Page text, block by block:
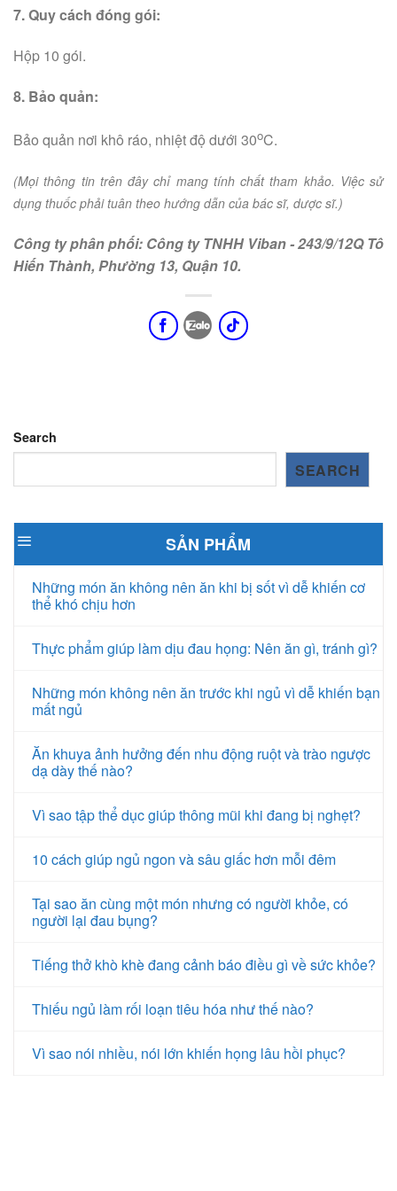
7. Quy cách đóng gói:
Hộp 10 gói.
8. Bảo quản:
Bảo quản nơi khô ráo, nhiệt độ dưới 30oC.
(Mọi thông tin trên đây chỉ mang tính chất tham khảo. Việc sử
dụng thuốc phải tuân theo hướng dẫn của bác sĩ, dược sĩ.)
Công ty phân phối: Công ty TNHH Viban - 243/9/12Q Tô
Hiến Thành, Phường 13, Quận 10.
Search
SEARCH
SẢN PHẨM
Những món ăn không nên ăn khi bị sốt vì dễ khiến cơ
thể khó chịu hơn
Thực phẩm giúp làm dịu đau họng: Nên ăn gì, tránh gì?
Những món không nên ăn trước khi ngủ vì dễ khiến bạn
mất ngủ
Ăn khuya ảnh hưởng đến nhu động ruột và trào ngược
dạ dày thế nào?
Vì sao tập thể dục giúp thông mũi khi đang bị nghẹt?
10 cách giúp ngủ ngon và sâu giấc hơn mỗi đêm
Tại sao ăn cùng một món nhưng có người khỏe, có
người lại đau bụng?
Tiếng thở khò khè đang cảnh báo điều gì về sức khỏe?
Thiếu ngủ làm rối loạn tiêu hóa như thế nào?
Vì sao nói nhiều, nói lớn khiến họng lâu hồi phục?